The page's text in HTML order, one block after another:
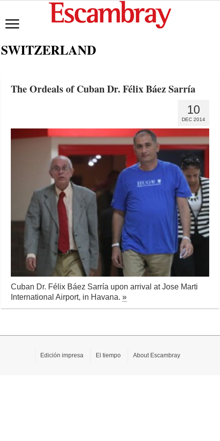
SWITZERLAND
The Ordeals of Cuban Dr. Félix Báez Sarría
10
DEC 2014
Cuban Dr. Félix Báez Sarría upon arrival at Jose Marti
International Airport, in Havana.»
Edición impresa El tiempo About Escambray